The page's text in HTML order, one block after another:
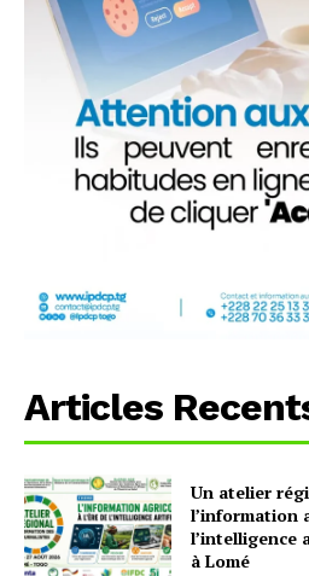
Articles
Un atelier
l’information
l’intelligence
à Lomé